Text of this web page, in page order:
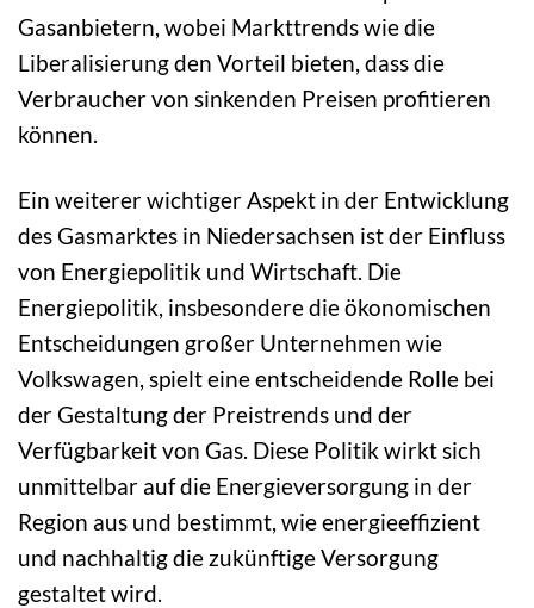
Gasanbietern, wobei Markttrends wie die
Liberalisierung den Vorteil bieten, dass die
Verbraucher von sinkenden Preisen profitieren
können.
Ein weiterer wichtiger Aspekt in der Entwicklung
des Gasmarktes in Niedersachsen ist der Einfluss
von Energiepolitik und Wirtschaft. Die
Energiepolitik, insbesondere die ökonomischen
Entscheidungen großer Unternehmen wie
Volkswagen, spielt eine entscheidende Rolle bei
der Gestaltung der Preistrends und der
Verfügbarkeit von Gas. Diese Politik wirkt sich
unmittelbar auf die Energieversorgung in der
Region aus und bestimmt, wie energieeffizient
und nachhaltig die zukünftige Versorgung
gestaltet wird.